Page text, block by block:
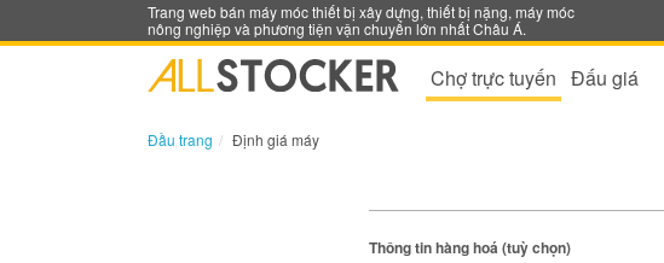
Trang web bán máy móc thiết bị xây dựng, thiết bị nặng, máy móc
nông nghiệp và phương tiện vận chuyển lớn nhất Châu Á.
Chợ trực tuyến Đấu giá
Đầu trang Định giá máy
Thông tin hàng hoá (tuỳ chọn)